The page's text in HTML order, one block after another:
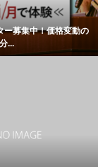
ー募集中！価格変動の
...